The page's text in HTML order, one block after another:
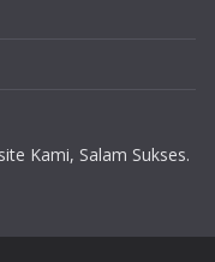
Kami, Salam Sukses.